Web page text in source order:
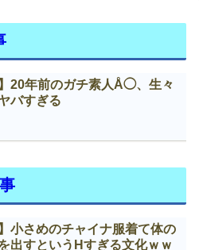
】20年前のガチ素人Å◯、生々
バすぎる
】小さめのチャイナ服着て体の
出すというНすぎる文化ｗｗ